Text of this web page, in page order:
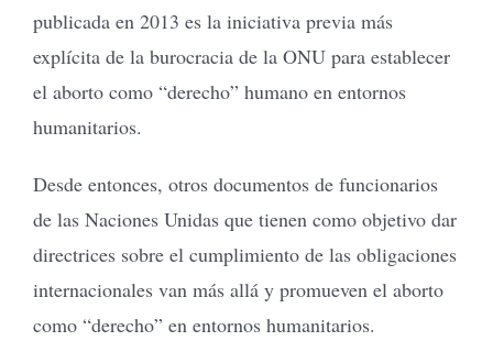
publicada en 2013 es la iniciativa previa más
explícita de la burocracia de la ONU para establecer
el aborto como “derecho” humano en entornos
humanitarios.
Desde entonces, otros documentos de funcionarios
de las Naciones Unidas que tienen como objetivo dar
directrices sobre el cumplimiento de las obligaciones
internacionales van más allá y promueven el aborto
como “derecho” en entornos humanitarios.